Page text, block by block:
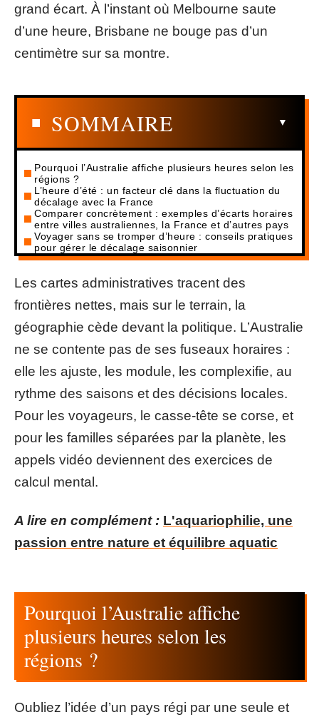
grand écart. À l’instant où Melbourne saute
d’une heure, Brisbane ne bouge pas d’un
centimètre sur sa montre.
SOMMAIRE
Pourquoi l’Australie affiche plusieurs heures selon les
régions ?
L’heure d’été : un facteur clé dans la fluctuation du
décalage avec la France
Comparer concrètement : exemples d’écarts horaires
entre villes australiennes, la France et d’autres pays
Voyager sans se tromper d’heure : conseils pratiques
pour gérer le décalage saisonnier
Les cartes administratives tracent des
frontières nettes, mais sur le terrain, la
géographie cède devant la politique. L’Australie
ne se contente pas de ses fuseaux horaires :
elle les ajuste, les module, les complexifie, au
rythme des saisons et des décisions locales.
Pour les voyageurs, le casse-tête se corse, et
pour les familles séparées par la planète, les
appels vidéo deviennent des exercices de
calcul mental.
A lire en complément : L'aquariophilie, une
passion entre nature et équilibre aquatic
Pourquoi l’Australie affiche
plusieurs heures selon les
régions ?
Oubliez l’idée d’un pays régi par une seule et